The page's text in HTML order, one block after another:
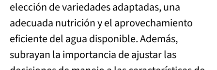
elección de variedades adaptadas, una
adecuada nutrición y el aprovechamiento
eficiente del agua disponible. Además,
subrayan la importancia de ajustar las